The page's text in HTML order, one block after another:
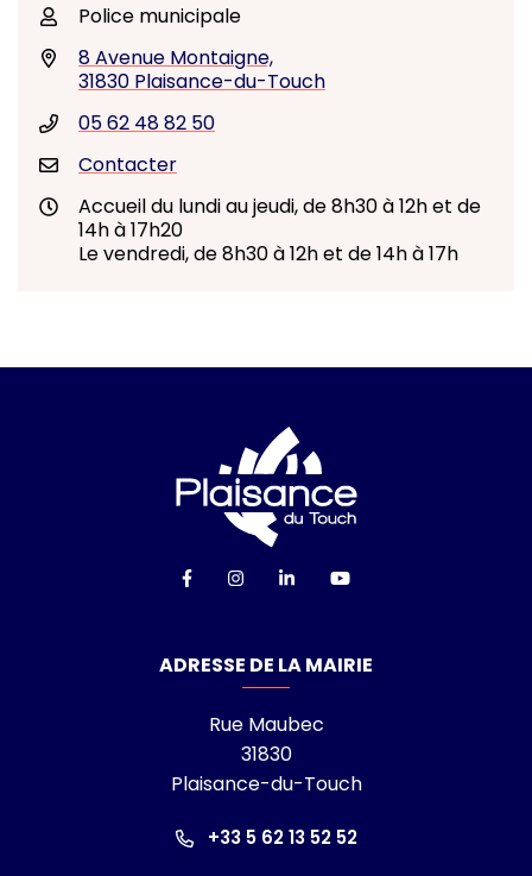
Police municipale
8 Avenue Montaigne,
31830 Plaisance-du-Touch
05 62 48 82 50
Contacter
Accueil du lundi au jeudi, de 8h30 à 12h et de
14h à 17h20
Le vendredi, de 8h30 à 12h et de 14h à 17h
Lien vers le compte Facebook
Lien vers le compte Instagram
Lien vers le compte
Lien vers la chaîne
ADRESSE DE LA MAIRIE
Rue Maubec
31830
Plaisance-du-Touch
+33 5 62 13 52 52